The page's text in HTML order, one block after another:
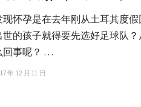
现怀孕是在去年刚从土耳其度
世的孩子就得要先选好足球队
回事呢？ …
年 12 月 11 日